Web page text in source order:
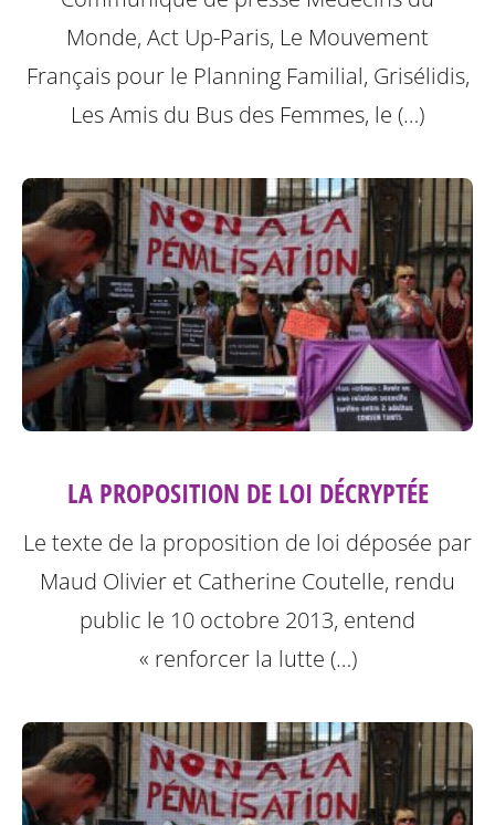
Monde, Act Up-Paris, Le Mouvement
Français pour le Planning Familial, Grisélidis,
Les Amis du Bus des Femmes, le (…)
LA PROPOSITION DE LOI DÉCRYPTÉE
Le texte de la proposition de loi déposée par
Maud Olivier et Catherine Coutelle, rendu
public le 10 octobre 2013, entend
« renforcer la lutte (…)